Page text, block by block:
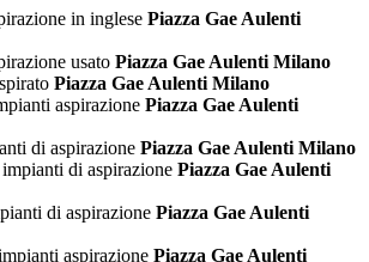
in inglese Piazza Gae Aulenti
usato Piazza Gae Aulenti Milano
Piazza Gae Aulenti Milano
aspirazione Piazza Gae Aulenti
di aspirazione Piazza Gae Aulenti Milano
di aspirazione Piazza Gae Aulenti
di aspirazione Piazza Gae Aulenti
aspirazione Piazza Gae Aulenti